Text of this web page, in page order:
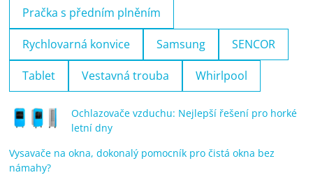
Pračka s předním plněním
Rychlovarná konvice Samsung SENCOR
Tablet Vestavná trouba Whirlpool
Ochlazovače vzduchu: Nejlepší řešení pro horké
letní dny
Vysavače na okna, dokonalý pomocník pro čistá okna bez
námahy?